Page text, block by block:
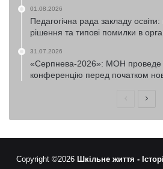
01.08.2026
Педагогічна рада закладу
рішення та типові помилки в
31.07.2026
«Серпнева-2026»: МОН проведе
конференцію перед початком
Попередня
Copyright ©2026 Шкільне життя -